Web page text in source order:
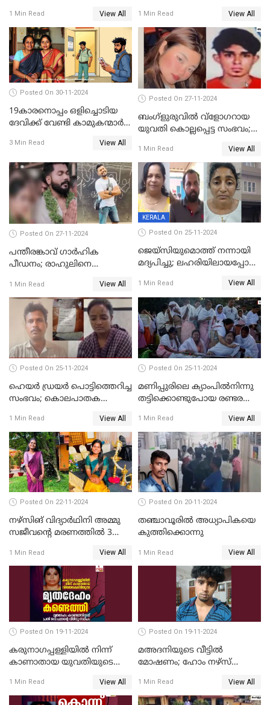
കസ്റ്റഡി അപേക്ഷ ഇന്ന്
1 Min Read View All 1 Min Read View All
Posted On 30-11-2024
19കാരനൊപ്പം ഒളിച്ചൊടിയ
ദേവിക്ക് വേണ്ടി കാമുകന്മാർ
സംഭവിച്ചത്
3 Min Read View All
Posted On 27-11-2024
ബംഗ്‌ളുരുവില്‍ വ്‌ളോഗറായ
യുവതി കൊല്ലപ്പെട്ട സംഭവം;
ഊര്‍ജിതമാക്കി
1 Min Read View All
Posted On 27-11-2024
പന്തീരങ്കാവ് ഗാർഹിക
പീഡനം; രാഹുലിനെ
പൊലീസ് കോടതിയിൽ
അപേക്ഷ നൽകും
1 Min Read View All
KERALA
Posted On 25-11-2024
ജെയ്‌സിയുമൊത്ത് നന്നായി
മദ്യപിച്ചു; ലഹരിയിലായപ്പോൾ
പലവട്ടം അടിച്ചു;
നിലവിളിച്ചപ്പോൾ മുഖത്ത്
തലയിണ വച്ചമർത്തി;
അരുംകൊലയിൽ യുവാവും
യുവതിയും പിടിയിൽ
1 Min Read View All
Posted On 25-11-2024
ഹെയര്‍ ഡ്രയര്‍ പൊട്ടിത്തെറിച്ച
സംഭവം; കൊലപാതക
ചെയ്തു
1 Min Read View All
Posted On 25-11-2024
മണിപ്പുരിലെ ക്യാംപില്‍നിന്നു
തട്ടിക്കൊണ്ടുപോയ രണ്ടര
പീഡനത്തിനിരയായി
1 Min Read View All
Posted On 22-11-2024
നഴ്സിങ് വിദ്യാര്‍ഥിനി അമ്മു
സജീവന്റെ മരണത്തില്‍ 3
രേഖപ്പെടുത്തി
1 Min Read View All
Posted On 20-11-2024
തഞ്ചാവൂരില്‍ അധ്യാപികയെ
കുത്തിക്കൊന്നു
1 Min Read View All
Posted On 19-11-2024
കരുനാഗപ്പള്ളിയില്‍ നിന്ന്
കാണാതായ യുവതിയുടെ
1 Min Read View All
Posted On 19-11-2024
മഅദനിയുടെ വീട്ടിൽ
മോഷണം; ഹോം നഴ്‌സ്
1 Min Read View All